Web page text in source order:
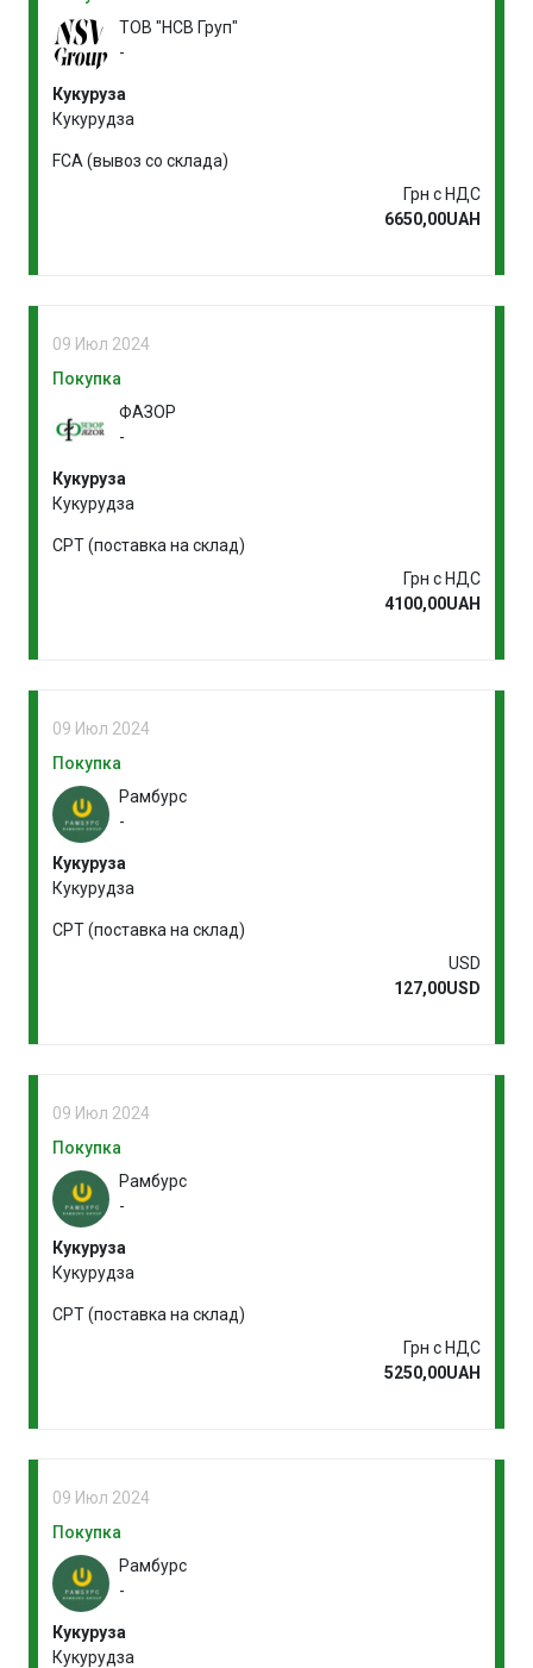
ТОВ "НСВ Груп"
-
Кукуруза
Кукурудза
FCA (вывоз со склада)
Грн с НДС
6650,00UAH
09 Июл 2024
Покупка
ФАЗОР
-
Кукуруза
Кукурудза
CPT (поставка на склад)
Грн с НДС
4100,00UAH
09 Июл 2024
Покупка
Рамбурс
-
Кукуруза
Кукурудза
CPT (поставка на склад)
USD
127,00USD
09 Июл 2024
Покупка
Рамбурс
-
Кукуруза
Кукурудза
CPT (поставка на склад)
Грн с НДС
5250,00UAH
09 Июл 2024
Покупка
Рамбурс
-
Кукуруза
Кукурудза